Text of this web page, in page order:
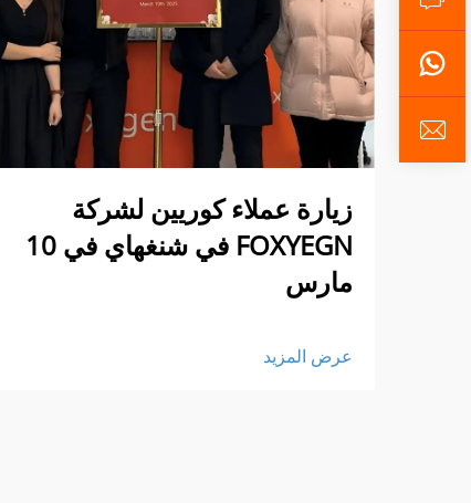
زيارة عملاء كوريين لشركة
FOXYEGN في شنغهاي في 10
مارس
عرض المزيد